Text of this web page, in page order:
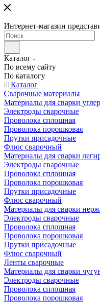
Интернет-магазин
Каталог
По всему сайту
По каталогу
Каталог
Сварочные материалы
Материалы для сварки
Электроды сварочные
Проволока сплошная
Проволока порошковая
Прутки присадочные
Флюс сварочный
Материалы для сварки
Электроды сварочные
Проволока сплошная
Проволока порошковая
Прутки присадочные
Флюс сварочный
Материалы для сварки
Электроды сварочные
Проволока сплошная
Проволока порошковая
Прутки присадочные
Флюс сварочный
Ленты сварочные
Материалы для сварки
Электроды сварочные
Проволока сплошная
Проволока порошковая